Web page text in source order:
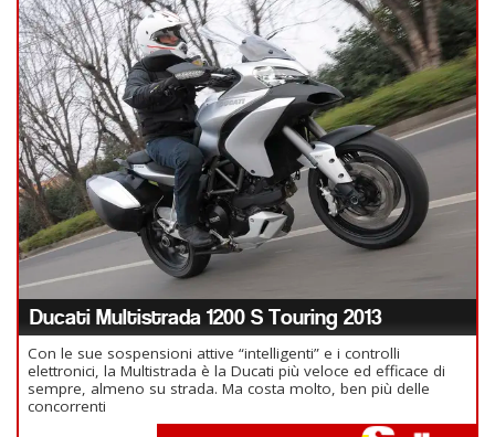
Ducati Multistrada 1200 S Touring 2013
Con le sue sospensioni attive “intelligenti” e i controlli
elettronici, la Multistrada è la Ducati più veloce ed efficace di
sempre, almeno su strada. Ma costa molto, ben più delle
concorrenti